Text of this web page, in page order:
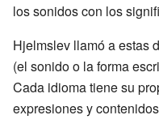
los sonidos con los
Hjelmslev llamó a estas
(el sonido o la forma
Cada idioma tiene su
expresiones y